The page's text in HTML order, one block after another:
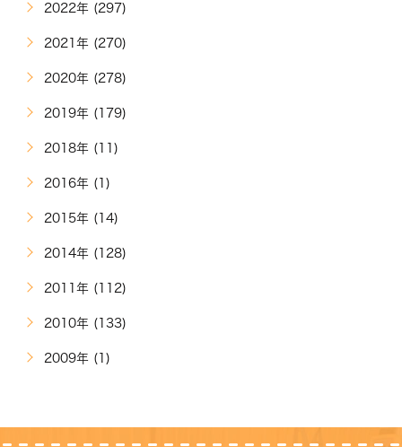
2022年 (297)
2021年 (270)
2020年 (278)
2019年 (179)
2018年 (11)
2016年 (1)
2015年 (14)
2014年 (128)
2011年 (112)
2010年 (133)
2009年 (1)